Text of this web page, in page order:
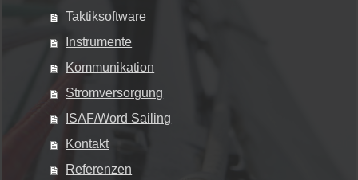
Taktiksoftware
Instrumente
Kommunikation
Stromversorgung
ISAF/Word Sailing
Kontakt
Referenzen